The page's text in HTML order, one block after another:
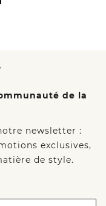
de la
newsletter :
exclusives,
de style.